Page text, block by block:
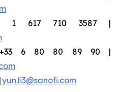
617 710 3587 |
6 80 80 89 90 |
yun.li3@sanofi.com